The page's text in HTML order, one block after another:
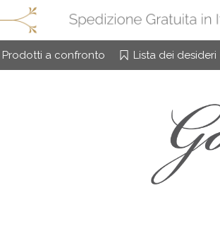
Prodotti a confronto Lista dei desideri